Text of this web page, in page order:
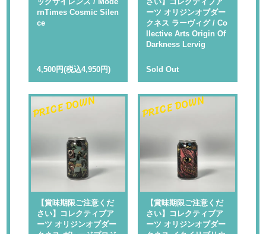
rnTimes Cosmic Silen
ce
4,500円(税込4,950円)
ーツ オリジンオブダー
クネス ラーヴィグ / Co
llective Arts Origin Of
Darkness Lervig
Sold Out
PRICE DOWN
【賞味期限ご注意くだ
さい】コレクティブア
ーツ オリジンオブダー
PRICE DOWN
【賞味期限ご注意くだ
さい】コレクティブア
ーツ オリジンオブダー